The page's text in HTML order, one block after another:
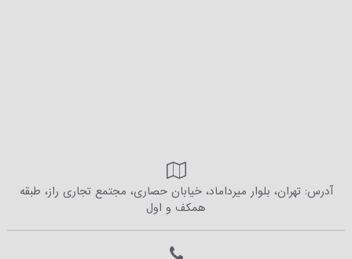
آدرس: تهران، بلوار میرداماد، خیابان حصاری، مجتمع تجاری راز، طبقه
همکف و اول